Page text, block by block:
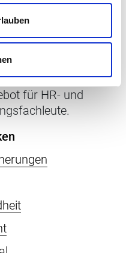
Ratgeberin
die mit Menschen
hybrides
für HR- und